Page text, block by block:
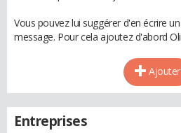
Vous pouvez lui suggérer d'en écrire
message. Pour cela ajoutez d'abord
Ajouter
Entreprises